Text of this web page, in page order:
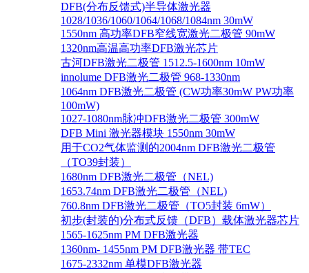
DFB(分布反馈式)半导体激光器
1028/1036/1060/1064/1068/1084nm 30mW
1550nm 高功率DFB窄线宽激光二极管 90mW
1320nm高温高功率DFB激光芯片
古河DFB激光二极管 1512.5-1600nm 10mW
innolume DFB激光二极管 968-1330nm
1064nm DFB激光二极管 (CW功率30mW PW功率
100mW)
1027-1080nm脉冲DFB激光二极管 300mW
DFB Mini 激光器模块 1550nm 30mW
用于CO2气体监测的2004nm DFB激光二极管
（TO39封装）
1680nm DFB激光二极管（NEL)
1653.74nm DFB激光二极管（NEL)
760.8nm DFB激光二极管（TO5封装 6mW）
初步(封装的)分布式反馈（DFB）载体激光器芯片
1565-1625nm PM DFB激光器
1360nm- 1455nm PM DFB激光器 带TEC
1675-2332nm 单模DFB激光器